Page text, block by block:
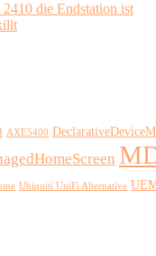
die Endstation ist
AXE5400
Ubiquiti UniFi Alternative